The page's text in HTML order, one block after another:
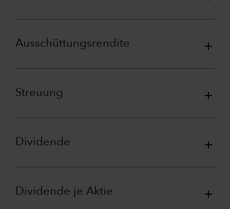
Ausschüttungsrendite
Streuung
Dividende
Dividende je Aktie